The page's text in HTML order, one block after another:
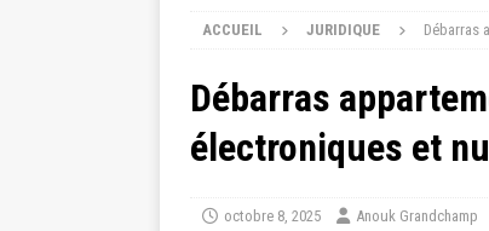
ACCUEIL JURIDIQUE Débarras
Débarras
électroniques et
octobre 8, 2025 Anouk Grandchamp